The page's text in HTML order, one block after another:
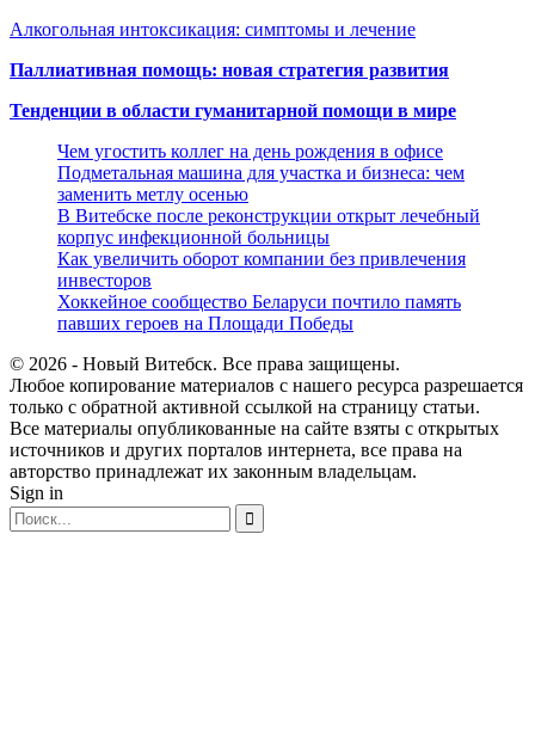
Алкогольная интоксикация: симптомы и лечение
Паллиативная помощь: новая стратегия развития
Тенденции в области гуманитарной помощи в мире
Чем угостить коллег на день рождения в офисе
Подметальная машина для участка и бизнеса: чем
заменить метлу осенью
В Витебске после реконструкции открыт лечебный
корпус инфекционной больницы
Как увеличить оборот компании без привлечения
инвесторов
Хоккейное сообщество Беларуси почтило память
павших героев на Площади Победы
© 2026 - Новый Витебск. Все права защищены.
Любое копирование материалов с нашего ресурса разрешается
только с обратной активной ссылкой на страницу статьи.
Все материалы опубликованные на сайте взяты с открытых
источников и других порталов интернета, все права на
авторство принадлежат их законным владельцам.
Sign in